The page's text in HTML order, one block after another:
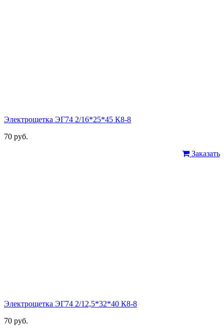
Электрощетка ЭГ74 2/16*25*45 К8-8
70 руб.
Заказать
Электрощетка ЭГ74 2/12,5*32*40 К8-8
70 руб.